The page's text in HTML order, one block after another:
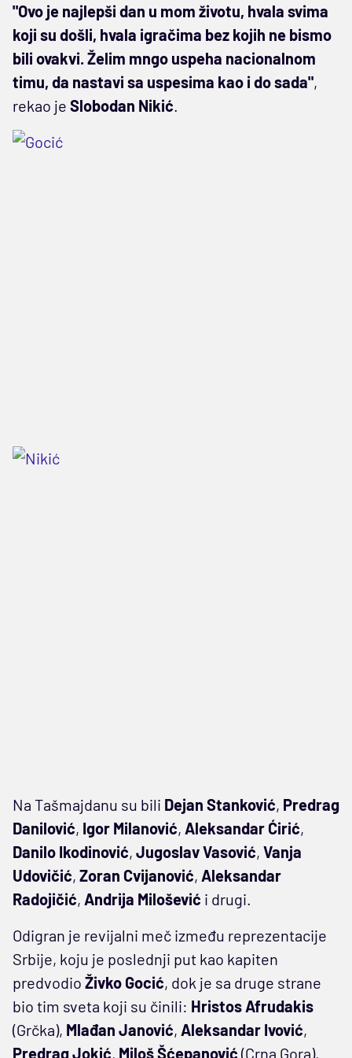
"Ovo je najlepši dan u mom životu, hvala svima
koji su došli, hvala igračima bez kojih ne bismo
bili ovakvi. Želim mngo uspeha nacionalnom
timu, da nastavi sa uspesima kao i do sada",
rekao je Slobodan Nikić.
Na Tašmajdanu su bili Dejan Stanković, Predrag
Danilović, Igor Milanović, Aleksandar Ćirić,
Danilo Ikodinović, JugoslavVasović, Vanja
Udovičić, Zoran Cvijanović, Aleksandar
Radojičić, Andrija Milošević i drugi.
Odigran je revijalni meč između reprezentacije
Srbije, koju je poslednji put kao kapiten
predvodio Živko Gocić, dok je sa druge strane
bio tim sveta koji su činili: Hristos Afrudakis
(Grčka), Mlađan Janović, Aleksandar Ivović,
PredragJokić, MilošŠćepanović (Crna Gora),